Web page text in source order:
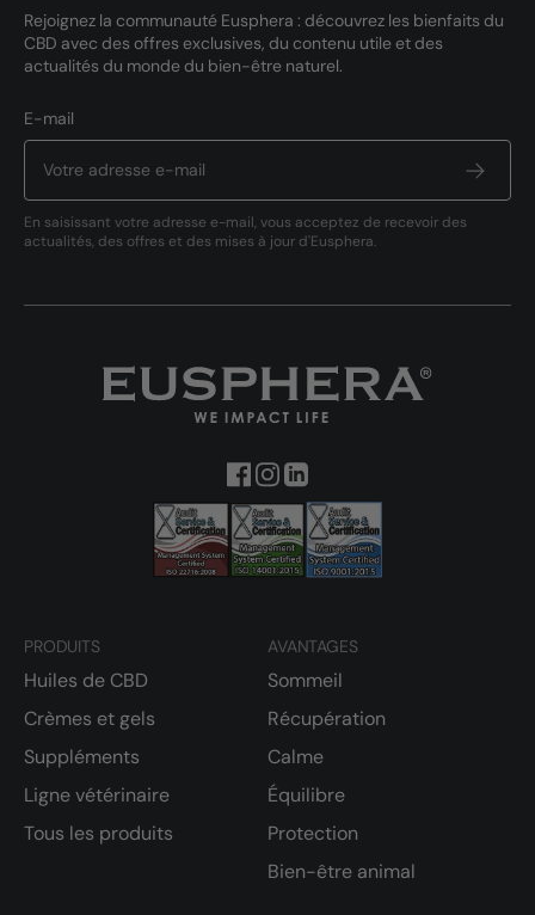
Rejoignez la communauté Eusphera : découvrez les bienfaits du
CBD avec des offres exclusives, du contenu utile et des
actualités du monde du bien-être naturel.
E-mail
En saisissant votre adresse e-mail, vous acceptez de recevoir des
actualités, des offres et des mises à jour d'Eusphera.
PRODUITS
Huiles de CBD
Crèmes et gels
Suppléments
Ligne vétérinaire
Tous les produits
AVANTAGES
Sommeil
Récupération
Calme
Équilibre
Protection
Bien-être animal